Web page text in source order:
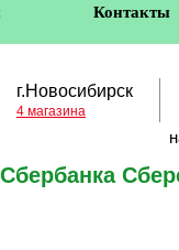
Контакты
г.Новосибирск
4 магазина